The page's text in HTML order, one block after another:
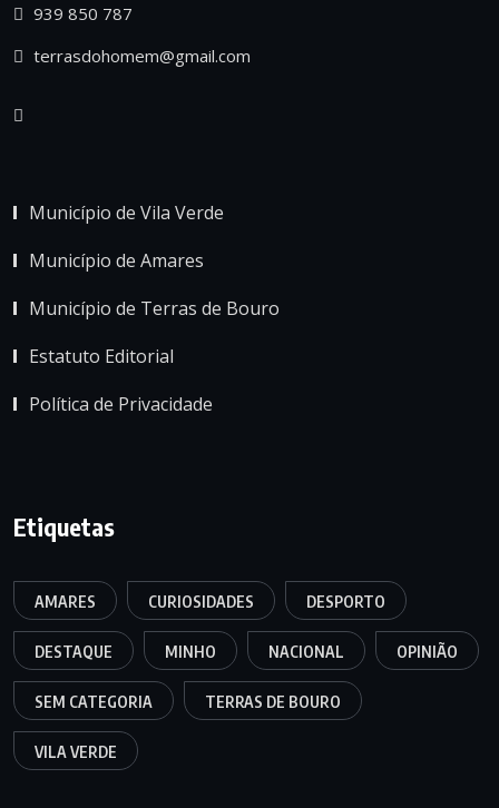
939 850 787
terrasdohomem@gmail.com
Município de Vila Verde
Município de Amares
Município de Terras de Bouro
Estatuto Editorial
Política de Privacidade
Etiquetas
AMARES CURIOSIDADES DESPORTO
DESTAQUE MINHO NACIONAL OPINIÃO
SEM CATEGORIA TERRAS DE BOURO
VILA VERDE